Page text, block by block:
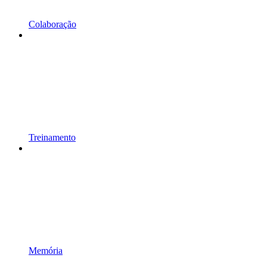
Colaboração
Treinamento
Memória